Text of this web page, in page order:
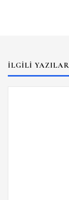
İLGILI YAZILAR